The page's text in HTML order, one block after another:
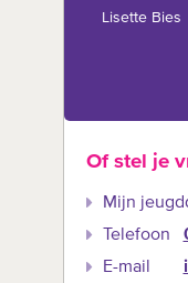
Lisette Bies
Of stel je
Mijn
Telefoon
E-mail